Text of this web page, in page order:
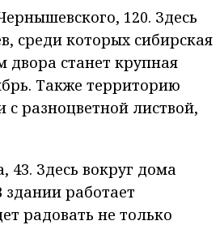
120. Здесь
среди которых сибирская
двора станет крупная
Также территорию
разноцветной листвой,
Здесь вокруг дома
здании работает
радовать не только